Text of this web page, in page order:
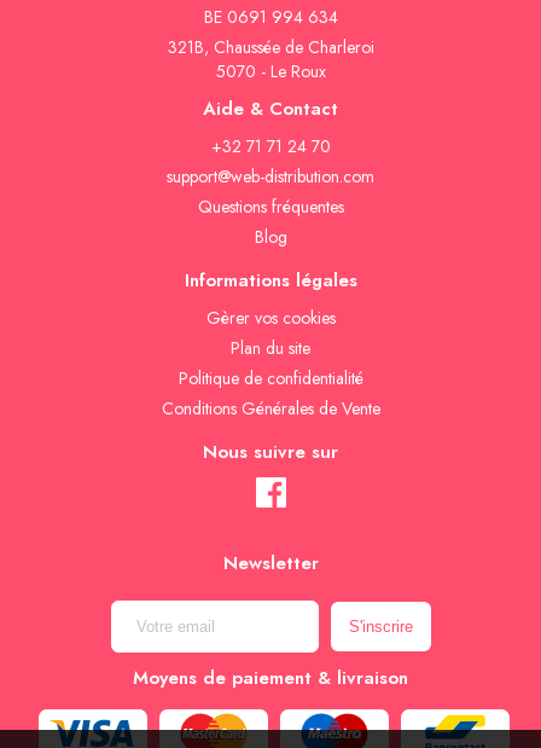
BE 0691 994 634
321B, Chaussée de Charleroi
5070 - Le Roux
Aide & Contact
+32 71 71 24 70
support@web-distribution.com
Questions fréquentes
Blog
Informations légales
Gèrer vos cookies
Plan du site
Politique de confidentialité
Conditions Générales de Vente
Nous suivre sur
Newsletter
Moyens de paiement & livraison